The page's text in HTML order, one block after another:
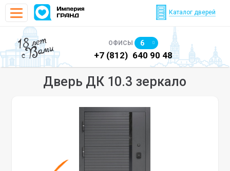
Каталог дверей
18 лет
с Вами ОФИСЫ 6
640 90 48 +7 (812) 640 90 48
Дверь ДК 10.3 зеркало